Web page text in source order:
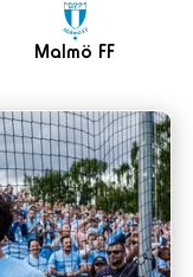
Malmö FF